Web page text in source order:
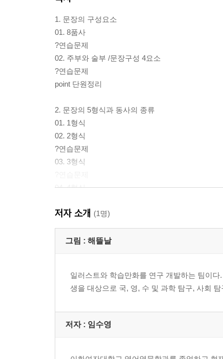
1. 문장의 구성요소
01. 8품사
?연습문제
02. 주부와 술부 /문장구성 4요소
?연습문제
point 단원정리
2. 문장의 5형식과 동사의 종류
01. 1형식
02. 2형식
?연습문제
03. 3형식
04. 4형식
?연습문제
point 단원정리와 수능기출문제
?연습문제
02. 관사 a, the
04. 부정대명사
point 단원정리
저자 소개 (1명)
그림 : 해뜰날
일러스트와 학습만화를 연구 개발하는 팀이
생을 대상으로 국, 영, 수 및 과학 탐구, 사회
저자 : 임수영